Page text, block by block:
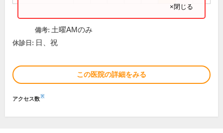
×閉じる
備考: 土曜AMのみ
休診日: 日、祝
この医院の詳細をみる
アクセス数※